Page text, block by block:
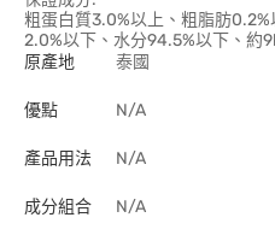
粗蛋白質3.0%以上、粗脂肪
2.0%以下、水分94.5%以下、約
原產地
泰國
優點 N/A
產品用法 N/A
成分組合 N/A